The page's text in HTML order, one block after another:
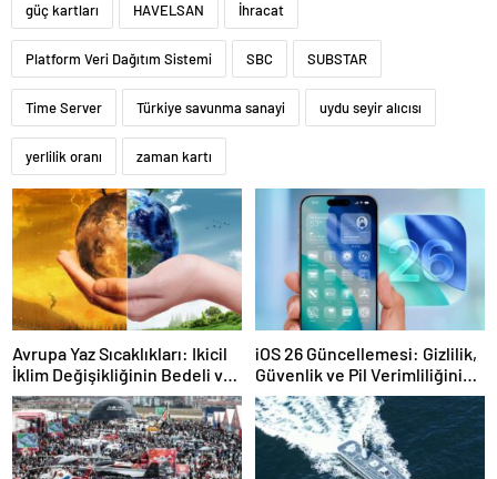
güç kartları HAVELSAN İhracat
Platform Veri Dağıtım Sistemi SBC SUBSTAR
Time Server Türkiye savunma sanayi uydu seyir alıcısı
yerlilik oranı zaman kartı
Avrupa Yaz Sıcaklıkları: Ikicil
İklim Değişikliğinin Bedeli ve
Ölümlerin Dağılımı
iOS 26 Güncellemesi: Gizlilik,
Güvenlik ve Pil Verimliliğini
Ön Planda Tutacak Yeni
Özellikler